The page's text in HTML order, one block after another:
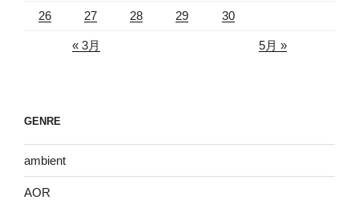
26 27 28 29 30
« 3月 5月 »
GENRE
ambient
AOR